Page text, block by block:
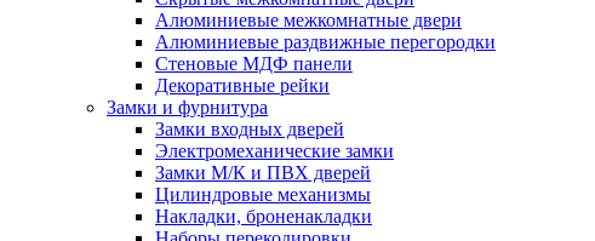
Алюминиевые межкомнатные двери
Алюминиевые раздвижные перегородки
Стеновые МДФ панели
Декоративные рейки
Замки и фурнитура
Замки входных дверей
Электромеханические замки
Замки М/К и ПВХ дверей
Цилиндровые механизмы
Накладки, броненакладки